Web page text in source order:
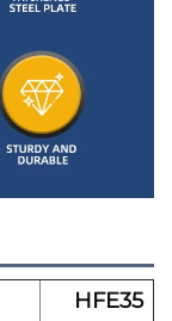
HFE35